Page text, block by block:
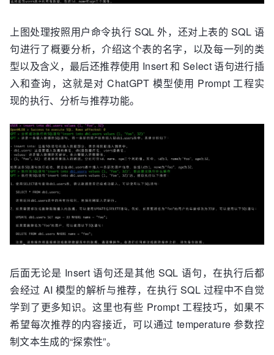
上图处理按照用户命令执行 SQL 外，还对上表的 SQL 语
句进行了概要分析，介绍这个表的名字，以及每一列的类
型以及含义，最后还推荐使用 Insert 和 Select 语句进行插
入和查询，这就是对 ChatGPT 模型使用 Prompt 工程实
现的执行、分析与推荐功能。
后面无论是 Insert 语句还是其他 SQL 语句，在执行后都
会经过 AI 模型的解析与推荐，在执行 SQL 过程中不自觉
学到了更多知识。这里也有些 Prompt 工程技巧，如果不
希望每次推荐的内容接近，可以通过 temperature 参数控
制文本生成的“探索性”。